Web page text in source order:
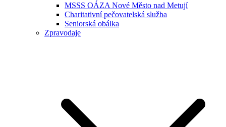
MSSS OÁZA Nové Město nad Metují
Charitativní pečovatelská služba
Seniorská obálka
Zpravodaje